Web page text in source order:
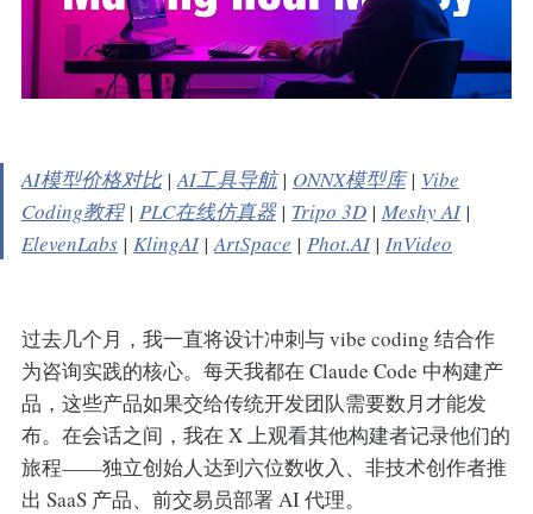
AI模型价格对比|AI工具导航| ONNX模型库| Vibe
Coding教程| PLC在线仿真器| Tripo 3D| Meshy AI|
ElevenLabs| KlingAI|ArtSpace | Phot.AI| InVideo
过去几个月，我一直将设计冲刺与 vibe coding 结合作
为咨询实践的核心。每天我都在 Claude Code 中构建产
品，这些产品如果交给传统开发团队需要数月才能发
布。在会话之间，我在 X 上观看其他构建者记录他们的
旅程——独立创始人达到六位数收入、非技术创作者推
出 SaaS 产品、前交易员部署 AI 代理。